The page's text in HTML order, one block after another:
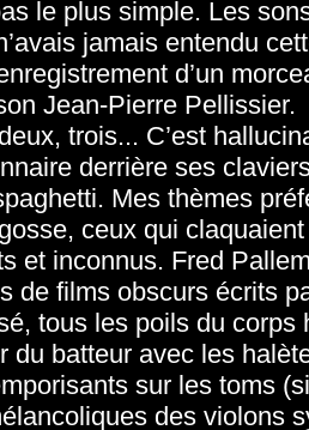
le plus simple. Les
jamais entendu
d’un
Jean-Pierre Pellissier.
trois... C’est
derrière ses
Mes thèmes
ceux qui
et inconnus. Fred
de films obscurs écrits
tous les poils du
du batteur avec les
sur les toms
des violons